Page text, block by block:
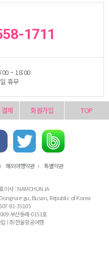
1711
~ 18:00
휴무
제 회원가입 TOP
l 해외여행약관 l 특별약관
이사 : NAMCHUNJA
gu, Busan, Republic of Korea
81-35105
부산동래-0151호
(주)한울항공여행